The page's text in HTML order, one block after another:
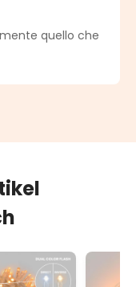
5 von 5 Sternen
quello che